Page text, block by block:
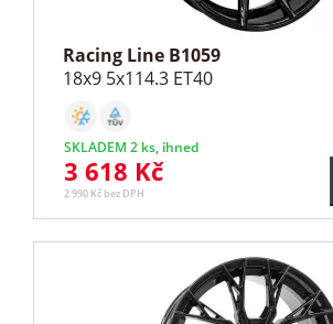
Racing Line B1059
18x9 5x114.3 ET40
SKLADEM 2 ks, ihned
3 618 Kč
2 990 Kč bez DPH